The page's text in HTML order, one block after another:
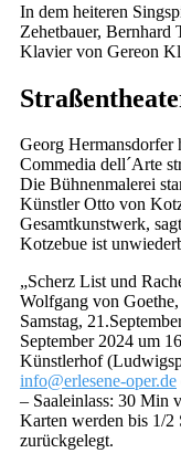
In dem heiteren
Zehetbauer, Bernhard
Klavier von Gereon
Georg Hermansdorfer
Commedia dell´Arte
Die Bühnenmalerei
Künstler Otto von
Gesamtkunstwerk,
Kotzebue ist
„Scherz List und
Wolfgang von Goethe,
Samstag,
September 2024 um
Künstlerhof
info@erlesene-oper.de
– Saaleinlass: 30 Min
Karten werden bis 1/2
zurückgelegt.